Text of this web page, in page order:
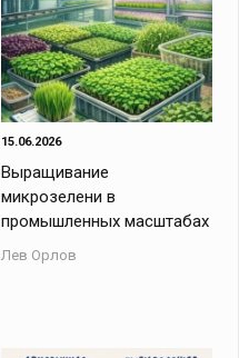
15.06.2026
Выращивание
микрозелени в
промышленных масштабах
Лев Орлов